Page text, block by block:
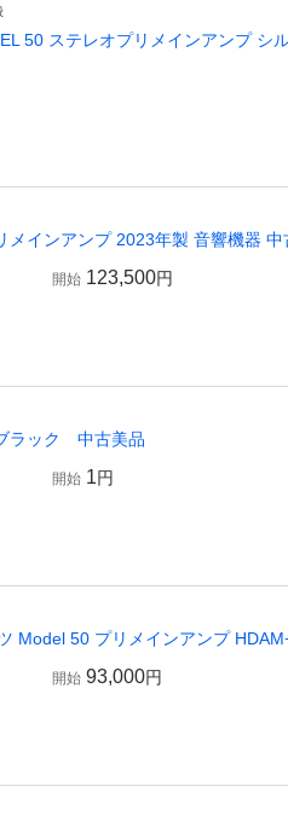
50 ステレオプリメインアンプ シ
メインアンプ 2023年製 音響機器
開始 123,500円
ラック 中古美品
開始 1円
Model 50 プリメインアンプ
開始 93,000円